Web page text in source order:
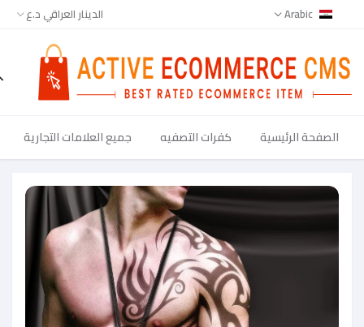
Arabic الدينار العراقي د.ع
الصفحة الرئيسية كفرات التصفيه جميع العلامات التجارية